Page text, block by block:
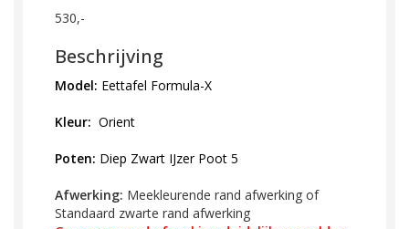
530,-
Beschrijving
Model: Eettafel Formula-X
Kleur: Orient
Poten: Diep Zwart IJzer Poot 5
Afwerking: Meekleurende rand afwerking of
Standaard zwarte rand afwerking